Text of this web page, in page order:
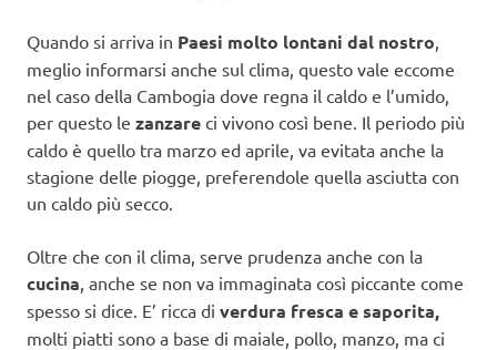
Quando si arriva in Paesi molto lontani dal nostro
meglio informarsi anche sul clima, questo vale eccome
nel caso della Cambogia dove regna il caldo e l’umido,
per questo le zanzare ci vivono così bene. Il periodo più
caldo è quello tra marzo ed aprile, va evitata anche la
stagione delle piogge, preferendole quella asciutta con
un caldo più secco.
Oltre che con il clima, serve prudenza anche con la
cucina , anche se non va immaginata così piccante come
spesso si dice. E’ ricca di verdura fresca e saporita,
molti piatti sono a base di maiale, pollo, manzo, ma ci